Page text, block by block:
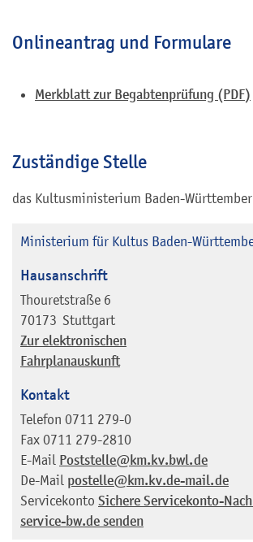
Onlineantrag und Formulare
Merkblatt zur Begabtenprüfung (PDF)
Zuständige Stelle
das Kultusministerium Baden-
Ministerium für Kultus Baden-
Hausanschrift
Thouretstraße 6
70173 Stuttgart
Zur elektronischen
Fahrplanauskunft
Kontakt
Telefon 0711 279-0
Fax 0711 279-2810
E-Mail Poststelle@km.kv.bwl.de
De-Mail postelle@km.kv.de-mail.de
Servicekonto Sichere Servicekonto-
service-bw.de senden